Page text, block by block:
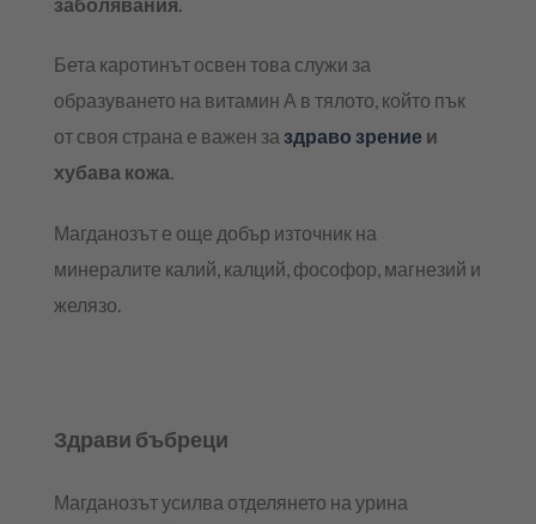
Бета каротинът освен това служи за
образуването на витамин А в тялото, който пък
от своя страна е важен за здраво зрение и
хубава кожа.
Магданозът е още добър източник на
минералите калий, калций, фософор, магнезий и
желязо.
Здрави бъбреци
Магданозът усилва отделянето на урина